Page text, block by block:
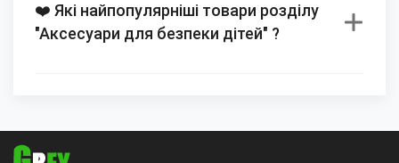
❤️ Які найпопулярніші товари розділу
"Аксесуари для безпеки дітей" ?